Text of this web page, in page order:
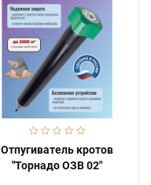
Отпугиватель кротов
"Торнадо ОЗВ 02"